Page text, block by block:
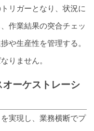
リガーとなり、状況に
作業結果の突合チェッ
や生産性を管理する。
りません。
ーケストレーシ
実現し、業務横断でプ